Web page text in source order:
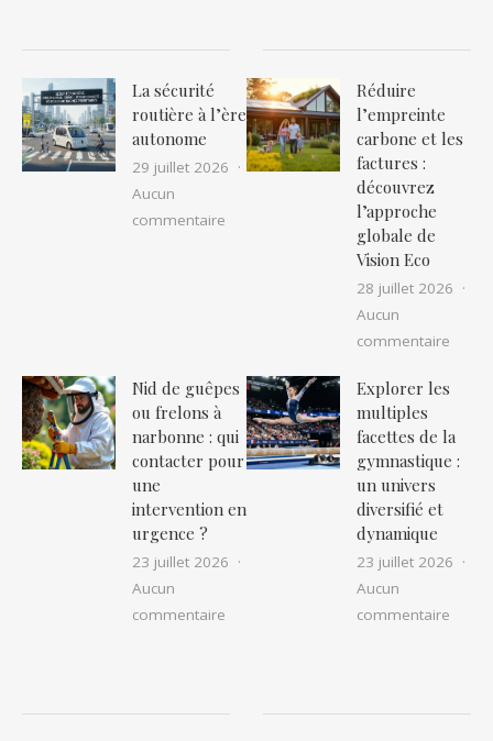
La sécurité
routière à l’ère
autonome
29 juillet 2026
Aucun
commentaire sur La sécurité routière à l’ère
Réduire
l’empreinte
carbone et les
factures :
découvrez
l’approche
globale de
Vision Eco
28 juillet 2026
Aucun
commentaire
Nid de guêpes
ou frelons à
narbonne : qui
contacter pour
une
intervention en
urgence ?
23 juillet 2026
Aucun
commentaire sur Nid de guêpes ou frelons à
Explorer les
multiples
facettes de la
gymnastique :
un univers
diversifié et
dynamique
23 juillet 2026
Aucun
commentaire